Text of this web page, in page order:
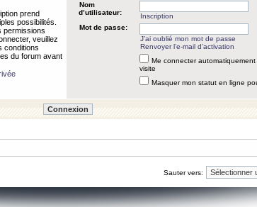
prend
possibilités.
permissions
veuillez
conditions
du forum avant
Nom
d’utilisateur:
Inscription
Mot de passe:
J’ai oublié mon mot de passe
Renvoyer l’e-mail d’activation
Me connecter
visite
Masquer mon statut en ligne
Sauter vers: